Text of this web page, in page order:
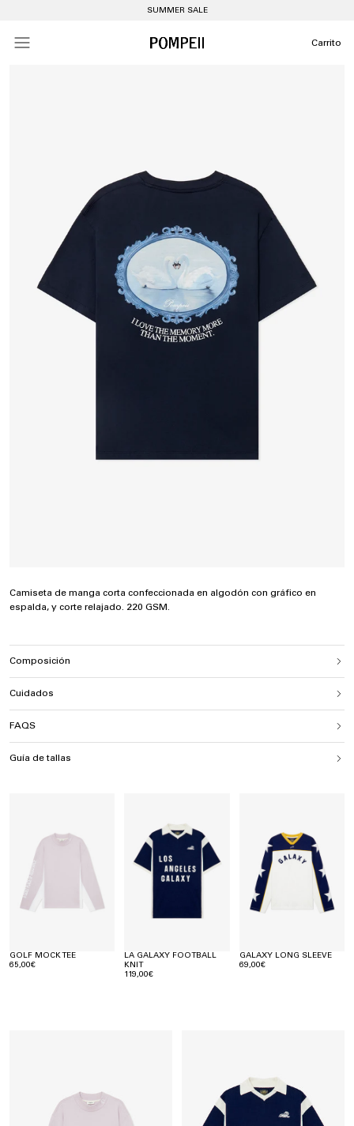
SUMMER SALE
Carrito
Camiseta de manga corta confeccionada en algodón con gráfico en
espalda, y corte relajado. 220 GSM.
Composición
Cuidados
FAQS
Guía de tallas
GOLF MOCK TEE
65,00€
LA GALAXY FOOTBALL
KNIT
119,00€
GALAXY LONG SLEEVE
69,00€